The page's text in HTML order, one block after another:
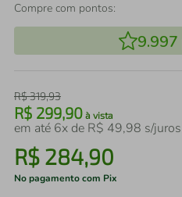
Compre com pontos:
9.997
R$319,93
R$ 299,90 à vista
em até 6x de R$ 49,98 s/juros
R$ 284,90
No pagamento com Pix